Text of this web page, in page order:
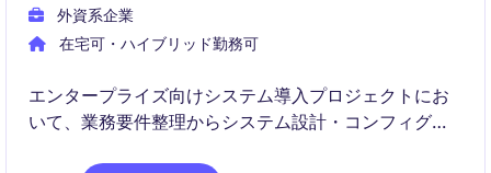
外資系企業
在宅可・ハイブリッド勤務可
エンタープライズ向けシステム導入プロジェクトにお
いて、業務要件整理からシステム設計・コンフィグレ